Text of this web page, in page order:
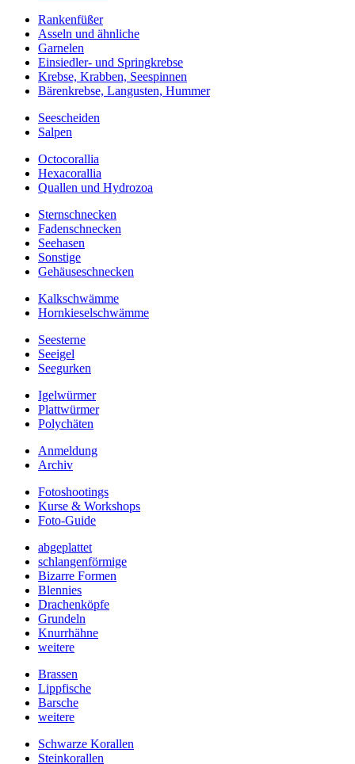
Rankenfüßer
Asseln und ähnliche
Garnelen
Einsiedler- und Springkrebse
Krebse, Krabben, Seespinnen
Bärenkrebse, Langusten, Hummer
Seescheiden
Salpen
Octocorallia
Hexacorallia
Quallen und Hydrozoa
Sternschnecken
Fadenschnecken
Seehasen
Sonstige
Gehäuseschnecken
Kalkschwämme
Hornkieselschwämme
Seesterne
Seeigel
Seegurken
Igelwürmer
Plattwürmer
Polychäten
Anmeldung
Archiv
Fotoshootings
Kurse & Workshops
Foto-Guide
abgeplattet
schlangenförmige
Bizarre Formen
Blennies
Drachenköpfe
Grundeln
Knurrhähne
weitere
Brassen
Lippfische
Barsche
weitere
Schwarze Korallen
Steinkorallen